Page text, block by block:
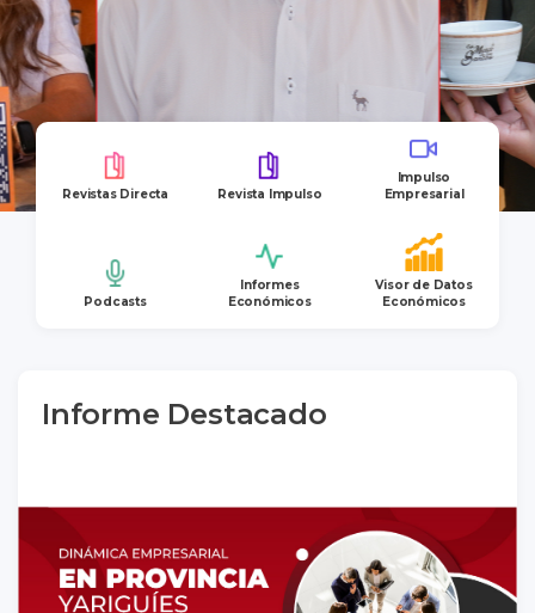
Revistas Directa Revista Impulso
Impulso
Empresarial
Podcasts
Informes
Económicos
Visor de Datos
Económicos
Informe Destacado